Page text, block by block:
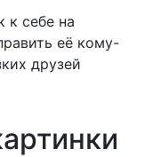
к себе на
её кому-
друзей